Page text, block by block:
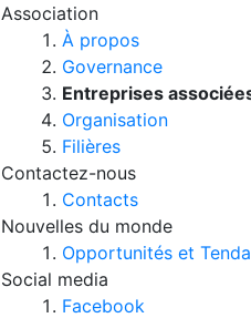
Association
À propos
Governance
Entreprises
Organisation
Filières
Contactez-nous
Contacts
Nouvelles du monde
Opportunités et
Social media
Facebook